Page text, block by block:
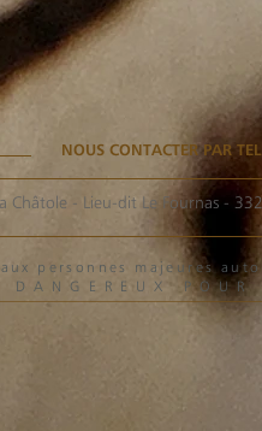
NOUS CONTACTER PAR
Châtole - Lieu-dit Le Fournas -
personnes majeures